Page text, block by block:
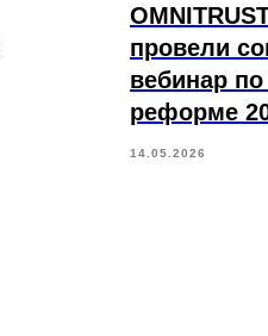
провели
вебинар
реформе
14.05.2026